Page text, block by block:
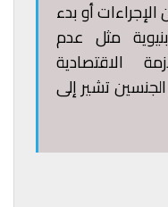
أو بدء
مثل عدم
الاقتصادية
تشير إلى